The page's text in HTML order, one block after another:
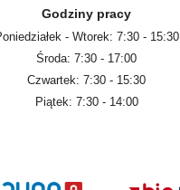
Godziny pracy
- Wtorek: 7:30 - 15:30
Środa: 7:30 - 17:00
Czwartek: 7:30 - 15:30
Piątek: 7:30 - 14:00